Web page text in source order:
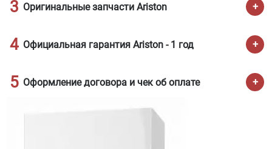
Оригинальные запчасти Ariston
Официальная гарантия Ariston - 1 год
Оформление договора и чек об оплате